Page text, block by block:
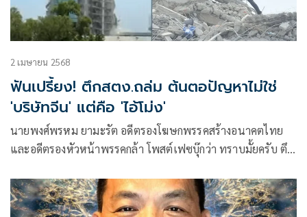
2 เมษายน 2568
ฟันเปรี้ยง! ตึกสตง.ถล่ม ต้นตอปัญหาไม่ใช่
'บริษัทจีน' แต่คือ 'ไอ้โม่ง'
นายพงศ์พรหม ยามะรัต อดีตรองโฆษกพรรคสร้างอนาคตไทย
และอดีตรองหัวหน้าพรรคกล้า โพสต์เฟซบุ๊กว่า ทราบมั้ยครับ ตึก